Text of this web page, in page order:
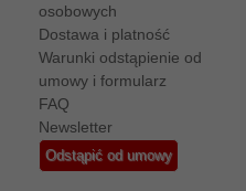
osobowych
Dostawa i platność
Warunki odstąpienie od
umowy i formularz
FAQ
Newsletter
Odstąpić od umowy